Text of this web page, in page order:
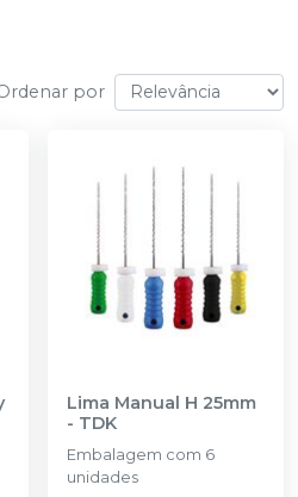
por
Lima Manual H 25mm
- TDK
Embalagem com 6
unidades